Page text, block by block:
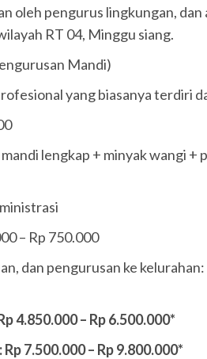
oleh pengurus lingkungan,
RT 04, Minggu siang.
Mandi)
yang biasanya terdiri
lengkap + minyak wangi +
– Rp 750.000
dan pengurusan ke kelurahan:
4.850.000 – Rp 6.500.000*
7.500.000 – Rp 9.800.000*